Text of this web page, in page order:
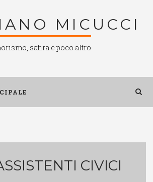
MICUCCI
satira e poco altro
CIVICI